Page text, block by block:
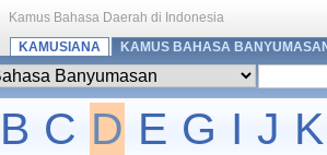
Kamus Bahasa Daerah di Indonesia
KAMUSIANA
KAMUS BAHASA
B C D E G I J K